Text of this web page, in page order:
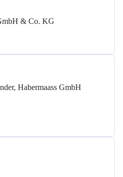
& Co. KG
Habermaass GmbH